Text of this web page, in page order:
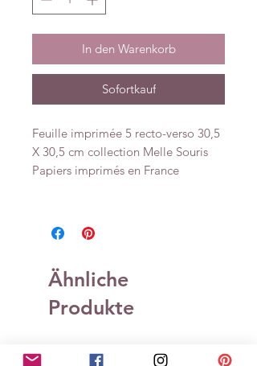
In den Warenkorb
Sofortkauf
Feuille imprimée 5 recto-verso 30,5
X 30,5 cm collection Melle Souris
Papiers imprimés en France
Ähnliche
Produkte